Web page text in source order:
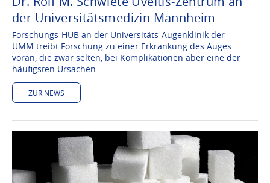
der Universitätsmedizin Mannheim
Forschungs-HUB an der Universitäts-Augenklinik der
UMM treibt Forschung zu einer Erkrankung des Auges
voran, die zwar selten, bei Komplikationen aber eine der
häufigsten Ursachen…
ZUR NEWS